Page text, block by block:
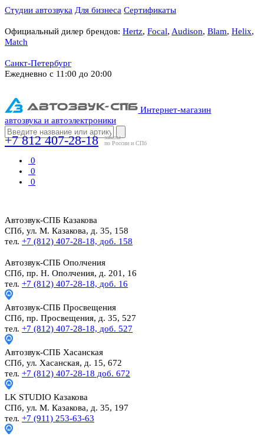
Студии автозвука Для бизнеса Сертификаты
Официальный дилер брендов: Hertz, Focal, Audison, Blam, Helix,
Match
Санкт-Петербург
Ежедневно с 11:00 до 20:00
Интернет-магазин
автозвука и автоэлектроники
+7 812 407-28-18
заказы
по России и СПб
0
0
0
Автозвук-СПБ Казакова
СПб, ул. М. Казакова, д. 35, 158
тел. +7 (812) 407-28-18, доб. 158
Автозвук-СПБ Ополчения
СПб, пр. Н. Ополчения, д. 201, 16
тел. +7 (812) 407-28-18, доб. 16
Автозвук-СПБ Просвещения
СПб, пр. Просвещения, д. 35, 527
тел. +7 (812) 407-28-18, доб. 527
Автозвук-СПБ Хасанская
СПб, ул. Хасанская, д. 15, 672
тел. +7 (812) 407-28-18 доб. 672
LK STUDIO Казакова
СПб, ул. М. Казакова, д. 35, 197
тел. +7 (911) 253-63-63